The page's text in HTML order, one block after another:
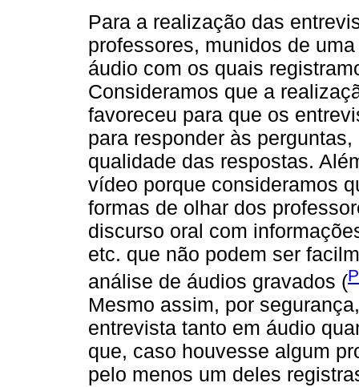
Para a realização das
professores, munidos de
áudio com os quais
Consideramos que a
favoreceu para que os
para responder às
qualidade das respostas.
vídeo porque consideramos
formas de olhar dos
discurso oral com
etc. que não podem ser
análise de áudios gravados (
Mesmo assim, por
entrevista tanto em áudio
que, caso houvesse algum
pelo menos um deles